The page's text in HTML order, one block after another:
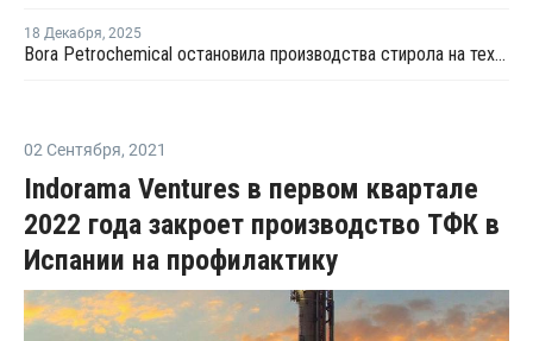
18 Декабря, 2025
Bora Petrochemical остановила производства стирола на техническое обслуживание
02 Сентября, 2021
Indorama Ventures в первом квартале
2022 года закроет производство ТФК в
Испании на профилактику